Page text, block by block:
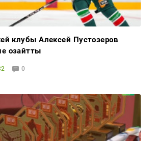
клубы Алексей Пустозеров
озайтты
0